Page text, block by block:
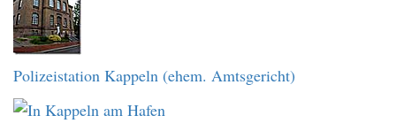
Polizeistation Kappeln (ehem. Amtsgericht)